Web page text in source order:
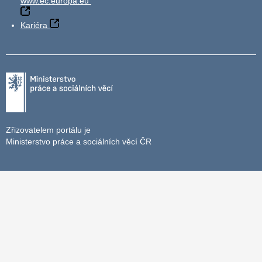
Kariéra
Zřizovatelem portálu je
Ministerstvo práce a sociálních věcí ČR